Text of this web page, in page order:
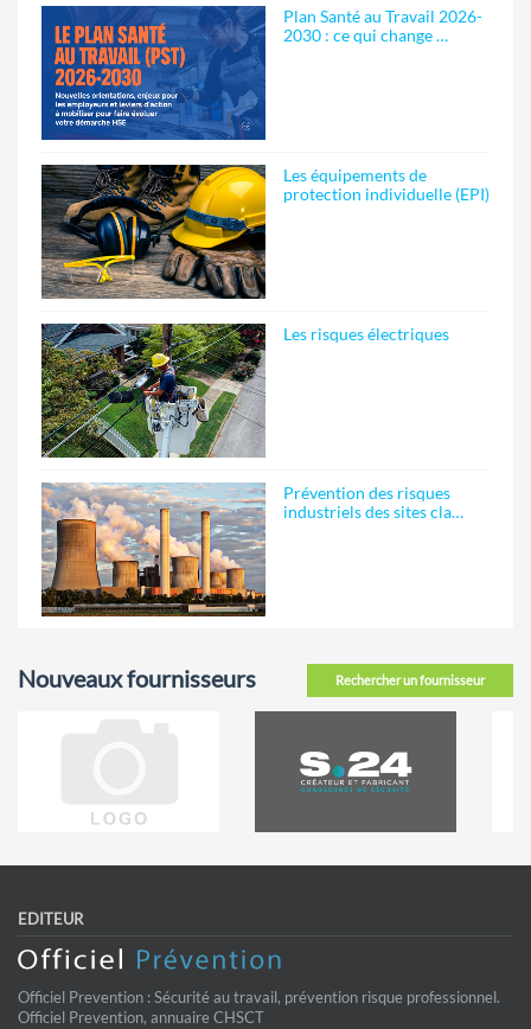
Plan Santé au Travail 2026-
2030 : ce qui change …
Les équipements de
protection individuelle (EPI)
Les risques électriques
Prévention des risques
industriels des sites cla…
Rechercher un fournisseur
Nouveaux fournisseurs
EDITEUR
Officiel Prevention : Sécurité au travail, prévention risque professionnel.
Officiel Prevention, annuaire CHSCT